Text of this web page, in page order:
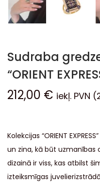
Sudraba
“ORIENT
212,00 € iekļ. PVN
Kolekcijas “ORIENT
un zina, kā būt uzmanības
dizainā ir viss, kas atbilst
izteiksmīgas